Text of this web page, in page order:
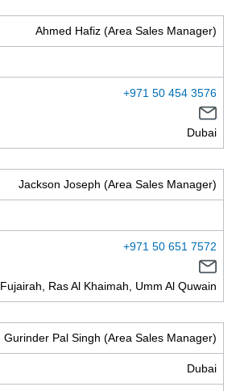
Ahmed Hafiz (Area Sales Manager)
+971 50 454 3576
Dubai
Jackson Joseph (Area Sales Manager)
+971 50 651 7572
Fujairah, Ras Al Khaimah, Umm Al Quwain
Gurinder Pal Singh (Area Sales Manager)
Dubai